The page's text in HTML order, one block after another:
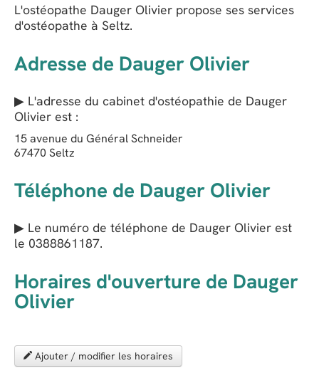
L'ostéopathe Dauger Olivier propose ses services
d'ostéopathe à Seltz.
Adresse de Dauger Olivier
▶ L'adresse du cabinet d'ostéopathie de Dauger
Olivier est :
15 avenue du Général Schneider
67470 Seltz
Téléphone de Dauger Olivier
▶ Le numéro de téléphone de Dauger Olivier est
le 0388861187.
Horaires d'ouverture de Dauger
Olivier
Ajouter / modifier les horaires